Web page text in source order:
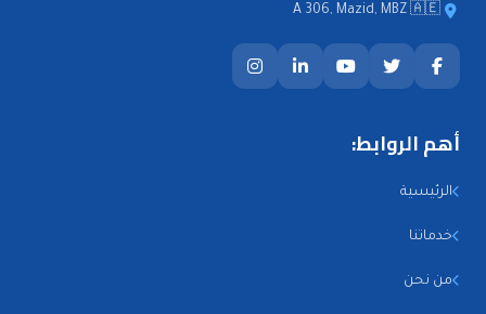
A 306, Mazid, MBZ 🇦🇪
أهم الروابط:
الرئيسية
خدماتنا
من نحن